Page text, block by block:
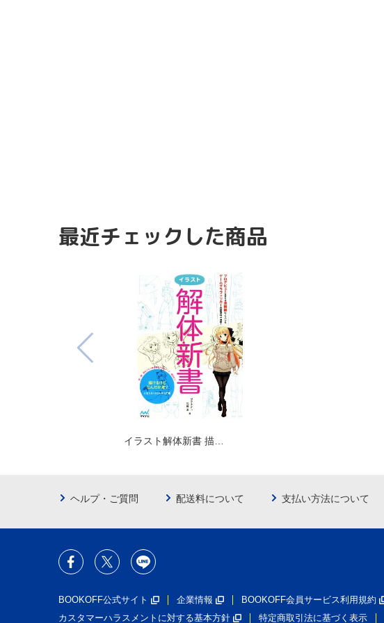
最近チェックした商品
イラスト解体新書 描…
ヘルプ・ご質問 配送料について 支払い方法について
BOOKOFF公式サイト 企業情報 BOOKOFF会員サービス利用規約
カスタマーハラスメントに対する基本方針
特定商取引法に基づく表示